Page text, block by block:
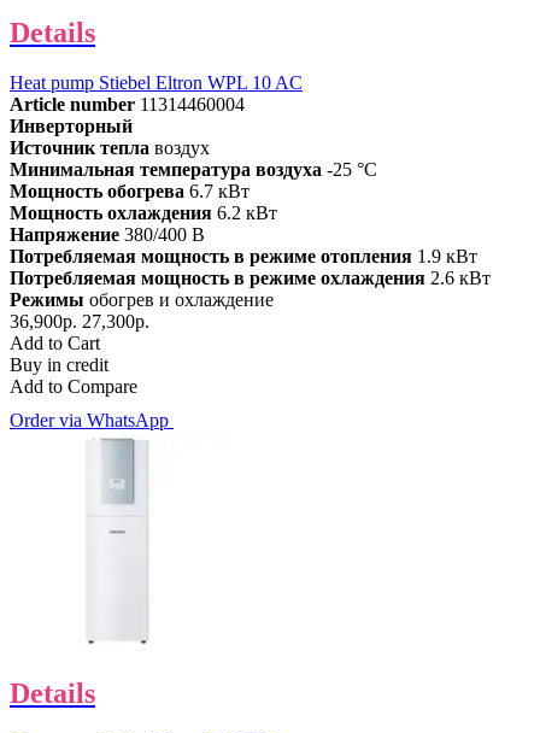
Details
Heat pump Stiebel Eltron WPL 10 AC
Article number 11314460004
Инверторный
Источник тепла воздух
Минимальная температура воздуха -25 °C
Мощность обогрева 6.7 кВт
Мощность охлаждения 6.2 кВт
Напряжение 380/400 В
Потребляемая мощность в режиме отопления 1.9 кВт
Потребляемая мощность в режиме охлаждения 2.6 кВт
Режимы обогрев и охлаждение
36,900р. 27,300р.
Add to Cart
Buy in credit
Add to Compare
Order via WhatsApp
Details